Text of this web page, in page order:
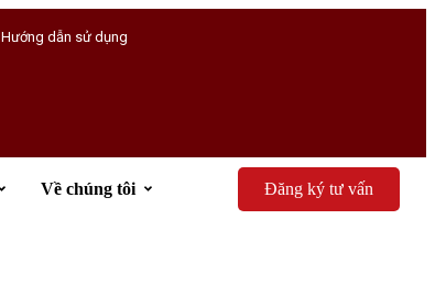
Hướng dẫn sử dụng
Về chúng tôi Đăng ký tư vấn